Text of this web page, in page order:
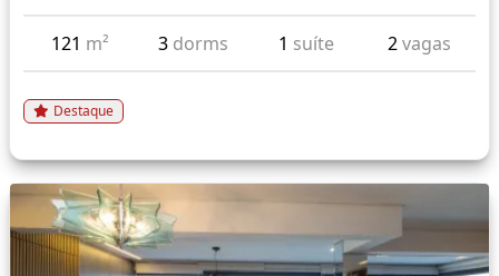
121 m² 3 dorms 1 suíte 2vagas
Destaque